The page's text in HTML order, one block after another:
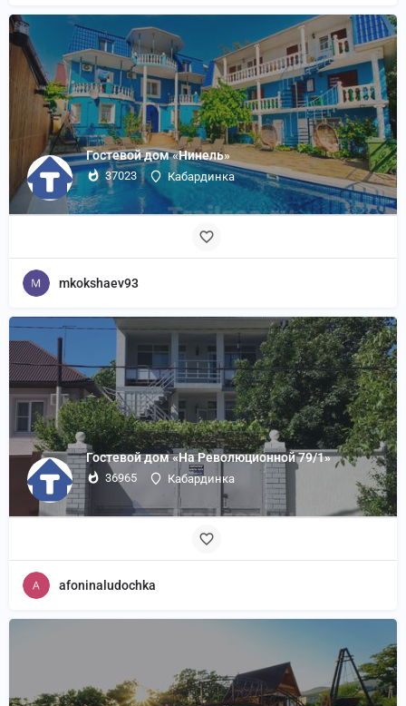
Гостевой дом «Нинель»
37023 Кабардинка
mkokshaev93
Гостевой дом «На Революционной 79/1»
36965 Кабардинка
afoninaludochka